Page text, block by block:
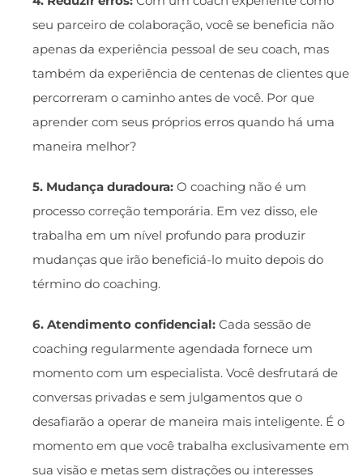
seu parceiro de colaboração, você se beneficia não
apenas da experiência pessoal de seu coach, mas
também da experiência de centenas de clientes que
percorreram o caminho antes de você. Por que
aprender com seus próprios erros quando há uma
maneira melhor?
5. Mudança duradoura: O coaching não é um
processo correção temporária. Em vez disso, ele
trabalha em um nível profundo para produzir
mudanças que irão beneficiá-lo muito depois do
término do coaching.
6. Atendimento confidencial: Cada sessão de
coaching regularmente agendada fornece um
momento com um especialista. Você desfrutará de
conversas privadas e sem julgamentos que o
desafiarão a operar de maneira mais inteligente. É o
momento em que você trabalha exclusivamente em
sua visão e metas sem distrações ou interesses